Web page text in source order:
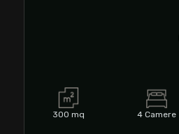
300 mq 4 Camere